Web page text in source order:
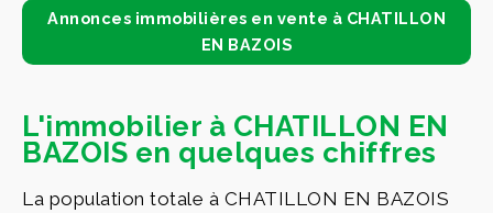
Annonces immobilières en vente à CHATILLON
EN BAZOIS
L'immobilier à CHATILLON EN
BAZOIS en quelques chiffres
La population totale à CHATILLON EN BAZOIS